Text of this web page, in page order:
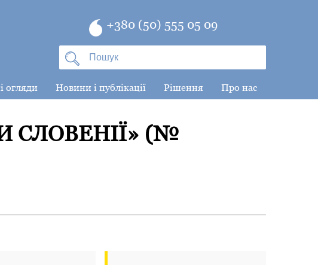
+380 (50) 555 05 09
огляди Новини і публікації Рішення Про нас
СЛОВЕНІЇ» (№